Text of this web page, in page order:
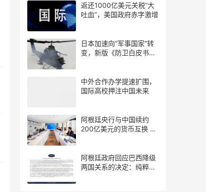
返还1000亿美元关税“大
吐血”，美国政府赤字激增
日本加速向“军事国家”转
变，新版《防卫白皮书》
中外合作办学提速扩围，
国际高校押注中国未来
阿根廷央行与中国续约
200亿美元的货币互换 有
阿根廷政府回应巴西降级
两国关系的决定：纯粹意